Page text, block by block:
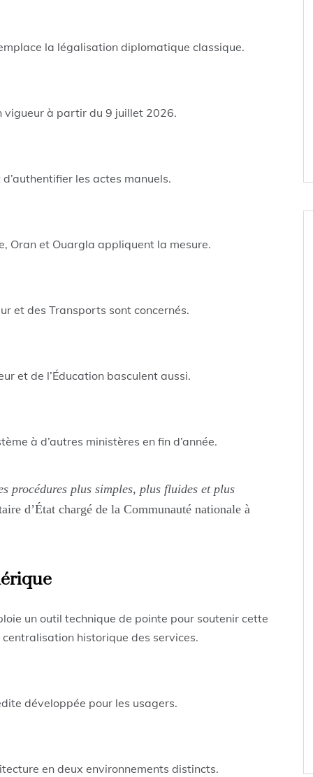
la légalisation diplomatique classique.
vigueur à partir du 9 juillet 2026.
les actes manuels.
Oran et Ouargla appliquent la mesure.
et des Transports sont concernés.
et de l’Éducation basculent aussi.
à d’autres ministères en fin d’année.
procédures plus simples, plus fluides et plus
d’État chargé de la Communauté nationale à
un outil technique de pointe pour soutenir cette
historique des services.
développée pour les usagers.
en deux environnements distincts.